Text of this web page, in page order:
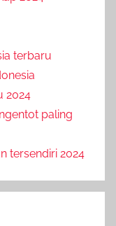
terbaru
2024
paling
tersendiri 2024